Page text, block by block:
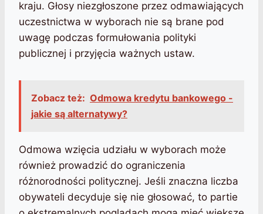
kraju. Głosy niezgłoszone przez odmawiających
uczestnictwa w wyborach nie są brane pod
uwagę podczas formułowania polityki
publicznej i przyjęcia ważnych ustaw.
Zobacz też: Odmowa kredytu bankowego -
jakie są alternatywy?
Odmowa wzięcia udziału w wyborach może
również prowadzić do ograniczenia
różnorodności politycznej. Jeśli znaczna liczba
obywateli decyduje się nie głosować, to partie